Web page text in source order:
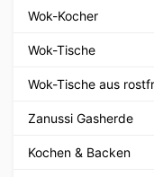
Wok-Kocher
Wok-Tische
Wok-Tische aus
Zanussi Gasherde
Kochen & Backen